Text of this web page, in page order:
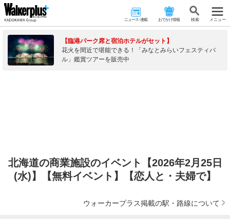
ニュース･連載 おでかけ情報 検 索 メニュー
【臨港パーク席と宿泊ホテルがセット】
花火を間近で堪能できる！「みなとみらいフェスティバ
ル」鑑賞ツアーを販売中
北海道の商業施設のイベント【2026年2月25日
(水)】【無料イベント】【恋人と・夫婦で】
ウォーカープラス掲載の駅・路線について